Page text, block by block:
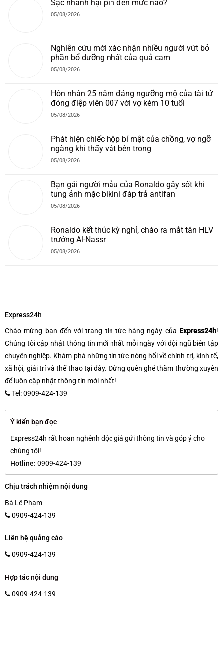
Sạc nhanh hại pin đến mức nào?
05/08/2026
Nghiên cứu mới xác nhận nhiều người vứt bỏ
phần bổ dưỡng nhất của quả cam
05/08/2026
Hôn nhân 25 năm đáng ngưỡng mộ của tài tử
đóng điệp viên 007 với vợ kém 10 tuổi
05/08/2026
Phát hiện chiếc hộp bí mật của chồng, vợ ngỡ
ngàng khi thấy vật bên trong
05/08/2026
Bạn gái người mẫu của Ronaldo gây sốt khi
tung ảnh mặc bikini đáp trả antifan
05/08/2026
Ronaldo kết thúc kỳ nghỉ, chào ra mắt tân HLV
trưởng Al-Nassr
05/08/2026
Express24h
Chào mừng bạn đến với trang tin tức hàng ngày của Express24h!
Chúng tôi cập nhật thông tin mới nhất mỗi ngày với đội ngũ biên tập
chuyên nghiệp. Khám phá những tin tức nóng hổi về chính trị, kinh tế,
xã hội, giải trí và thể thao tại đây. Đừng quên ghé thăm thường xuyên
để luôn cập nhật thông tin mới nhất!
Tel: 0909-424-139
Ý kiến bạn đọc
Express24h rất hoan nghênh độc giả gửi thông tin và góp ý cho
chúng tôi!
Hotline: 0909-424-139
Chịu trách nhiệm nội dung
Bà Lê Phạm
0909-424-139
Liên hệ quảng cáo
0909-424-139
Hợp tác nội dung
0909-424-139